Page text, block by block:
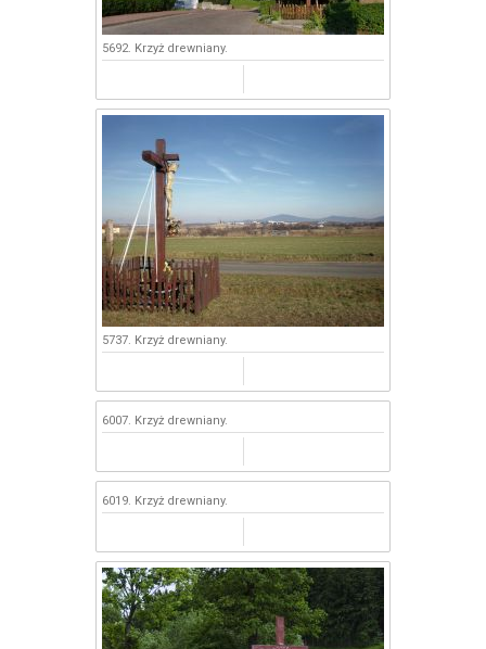
5692. Krzyż drewniany.
5737. Krzyż drewniany.
6007. Krzyż drewniany.
6019. Krzyż drewniany.